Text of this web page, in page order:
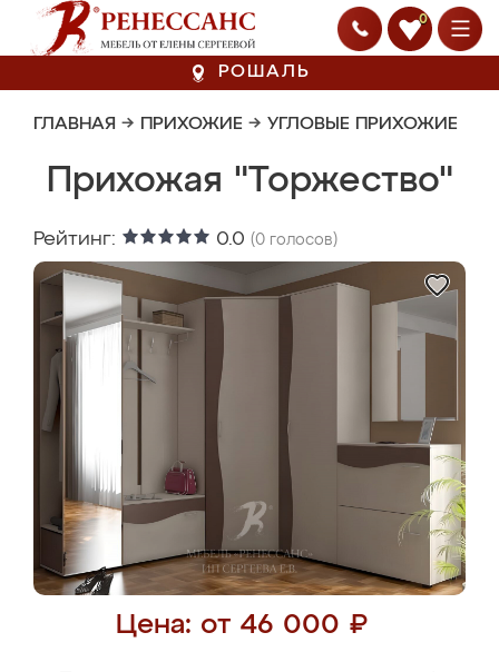
0
РОШАЛЬ
ГЛАВНАЯ → ПРИХОЖИЕ → УГЛОВЫЕ ПРИХОЖИЕ
Прихожая "Торжество"
Рейтинг: 0.0 (0 голосов)
Цена: от 46 000 ₽